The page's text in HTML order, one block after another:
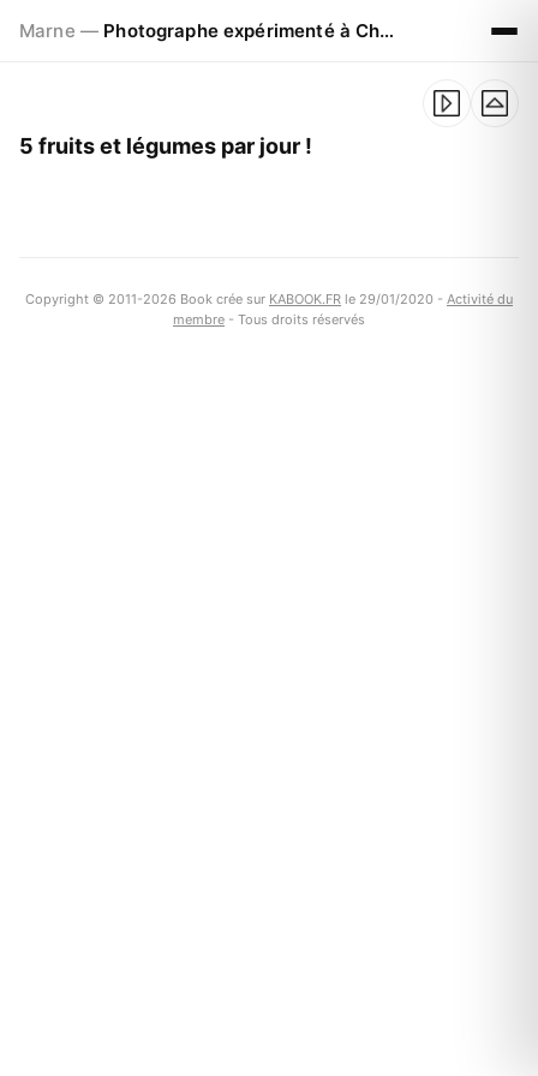
Marne — Photographe expérimenté à Chalons en Champagne
5 fruits et légumes par jour !
Copyright © 2011-2026 Book crée sur KABOOK.FR le 29/01/2020 - Activité du
membre - Tous droits réservés